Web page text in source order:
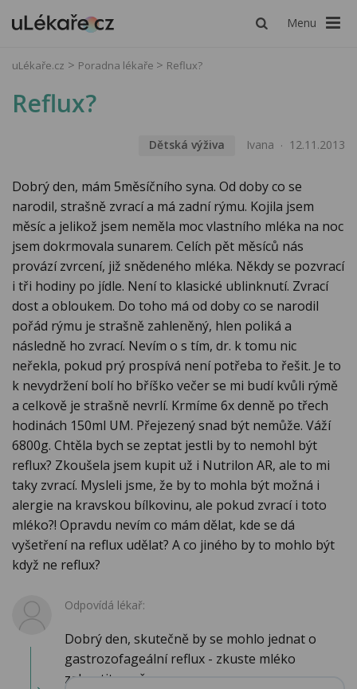
Menu
uLékaře.cz Poradna lékaře Reflux?
Reflux?
Dětská výživa Ivana 12.11.2013
Dobrý den, mám 5měsíčního syna. Od doby co se
narodil, strašně zvrací a má zadní rýmu. Kojila jsem
měsíc a jelikož jsem neměla moc vlastního mléka na noc
jsem dokrmovala sunarem. Celích pět měsíců nás
provází zvrcení, již snědeného mléka. Někdy se pozvrací
i tři hodiny po jídle. Není to klasické ublinknutí. Zvrací
dost a obloukem. Do toho má od doby co se narodil
pořád rýmu je strašně zahleněný, hlen poliká a
následně ho zvrací. Nevím o s tím, dr. k tomu nic
neřekla, pokud prý prospívá není potřeba to řešit. Je to
k nevydržení bolí ho bříško večer se mi budí kvůli rýmě
a celkově je strašně nevrlí. Krmíme 6x denně po třech
hodinách 150ml UM. Přejezený snad být nemůže. Váží
6800g. Chtěla bych se zeptat jestli by to nemohl být
reflux? Zkoušela jsem kupit už i Nutrilon AR, ale to mi
taky zvrací. Mysleli jsme, že by to mohla být možná i
alergie na kravskou bílkovinu, ale pokud zvrací i toto
mléko?! Opravdu nevím co mám dělat, kde se dá
vyšetření na reflux udělat? A co jiného by to mohlo být
když ne reflux?
Odpovídá lékař:
Dobrý den, skutečně by se mohlo jednat o
gastrozofageální reflux - zkuste mléko
zahustit např...